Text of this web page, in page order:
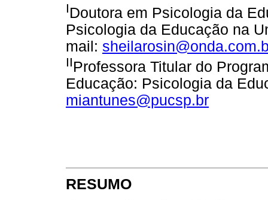
IDoutora em Psicologia da
Psicologia da Educação na
mail:
IIProfessora Titular do
Educação: Psicologia da
miantunes@pucsp.br
RESUMO